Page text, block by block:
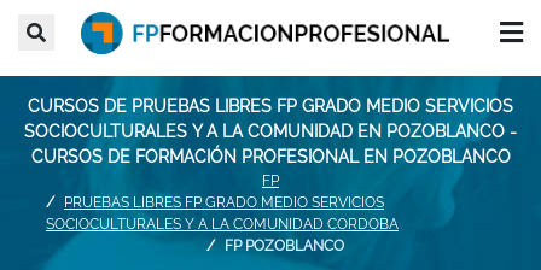
CURSOS DE PRUEBAS LIBRES FP GRADO MEDIO SERVICIOS
SOCIOCULTURALES Y A LA COMUNIDAD EN POZOBLANCO -
CURSOS DE FORMACIÓN PROFESIONAL EN POZOBLANCO
FP
PRUEBAS LIBRES FP GRADO MEDIO SERVICIOS
SOCIOCULTURALES Y A LA COMUNIDAD CORDOBA
FP POZOBLANCO